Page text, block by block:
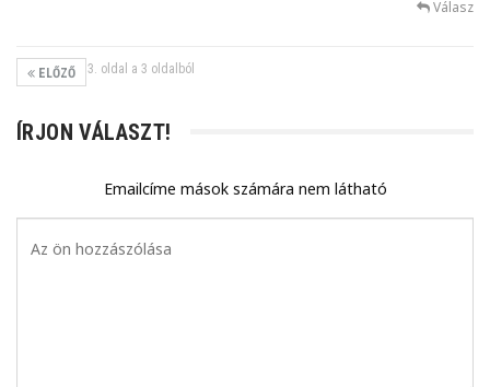
Válasz
ELŐZŐ 3. oldal a 3 oldalból
ÍRJON VÁLASZT!
Emailcíme mások számára nem látható